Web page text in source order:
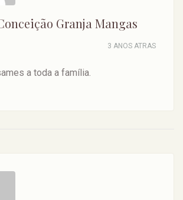
Granja Mangas
3 ANOS ATRAS
a toda a família.